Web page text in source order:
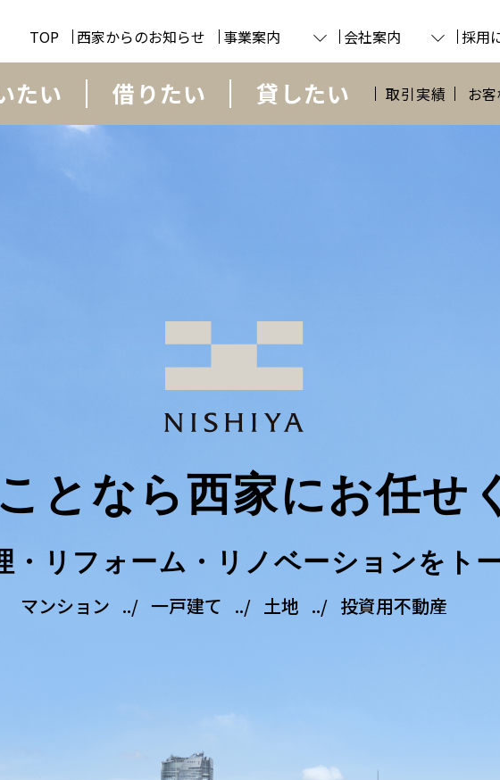
TOP 西家からのお知らせ 事業案内 会社案内 採用
たい 借りたい 貸したい 取引実績 お
となら西家にお任せ
リフォーム・リノベーションを ト
マンション 一戸建て 土地 投資用不動産